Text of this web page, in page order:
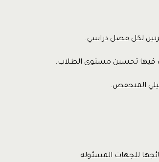
المنخفض.
للجهات المسئولة